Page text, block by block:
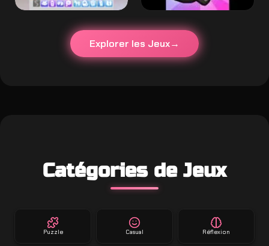
Explorer les Jeux
Catégories de Jeux
Puzzle Casual Réflexion